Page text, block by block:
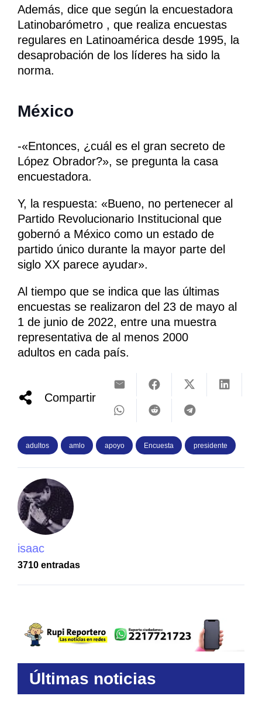
Además, dice que según la encuestadora
Latinobarómetro , que realiza encuestas
regulares en Latinoamérica desde 1995, la
desaprobación de los líderes ha sido la
norma.
México
-«Entonces, ¿cuál es el gran secreto de
López Obrador?», se pregunta la casa
encuestadora.
Y, la respuesta: «Bueno, no pertenecer al
Partido Revolucionario Institucional que
gobernó a México como un estado de
partido único durante la mayor parte del
siglo XX parece ayudar».
Al tiempo que se indica que las últimas
encuestas se realizaron del 23 de mayo al
1 de junio de 2022, entre una muestra
representativa de al menos 2000
adultos en cada país.
Compartir
adultos amlo apoyo Encuesta presidente
isaac
3710 entradas
Últimas noticias